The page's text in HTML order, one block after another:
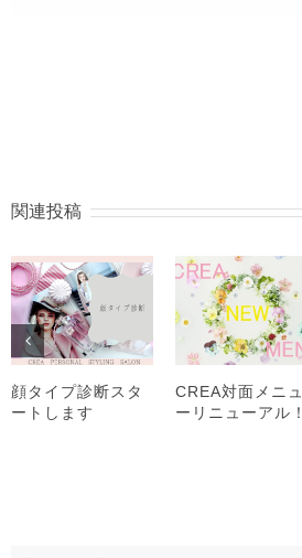
関連投稿
顔タイプ診断スタ
ートします
CREA対面メニュ
ーリニューアル！